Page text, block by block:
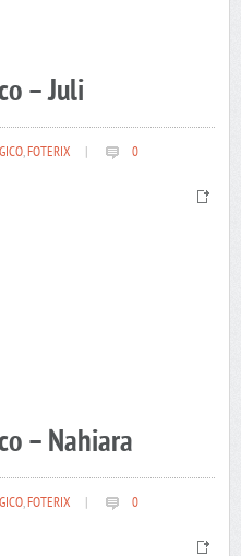
– Juli
,FOTERIX 0
– Nahiara
,FOTERIX 0